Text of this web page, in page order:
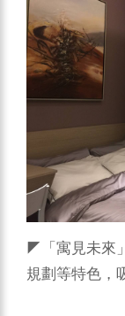
◤「寓見未來
規劃等特色，